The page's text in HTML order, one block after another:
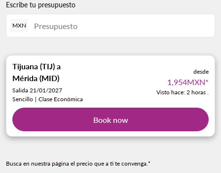
Escribe tu presupuesto
MXN
Tijuana (TIJ) a
Mérida (MID)
Salida 21/01/2027
Sencillo | Clase Económica
desde
1,954MXN*
Visto hace: 2 horas .
Book now
Busca en nuestra página el precio que a ti te convenga.*